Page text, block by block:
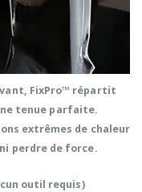
FixPro™ répartit
tenue parfaite.
extrêmes de chaleur
perdre de force.
outil requis)